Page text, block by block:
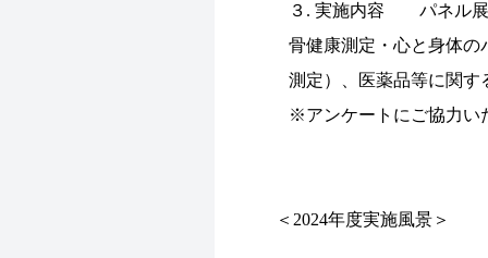
３. 実施内容 パネル展
骨健康測定・心と身体
測定）、医薬品等に関
※アンケートにご協力い
＜2024年度実施風景＞